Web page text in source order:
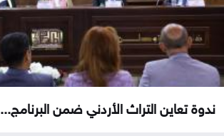
ندوة تعاين التراث الأردني ضمن البرنامج...